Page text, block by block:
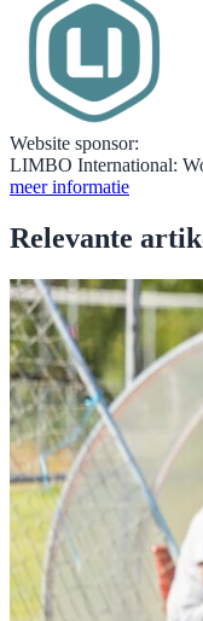
Website sponsor:
LIMBO International:
meer informatie
Relevante